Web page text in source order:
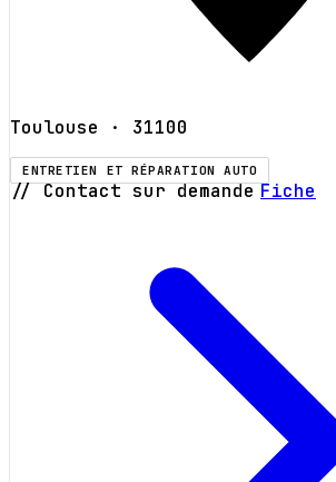
Toulouse · 31100
ENTRETIEN ET RÉPARATION AUTO
// Contact sur demande Fiche